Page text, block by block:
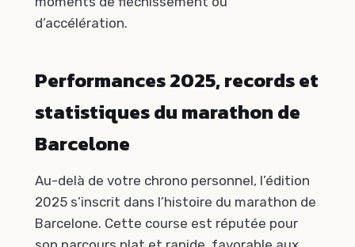
d’accélération.
Performances 2025, records et
statistiques du marathon de
Barcelone
Au-delà de votre chrono personnel, l’édition
2025 s’inscrit dans l’histoire du marathon de
Barcelone. Cette course est réputée pour